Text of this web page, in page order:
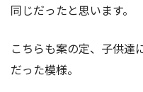
同じだったと思います。
こちらも案の定、子供達
だった模様。